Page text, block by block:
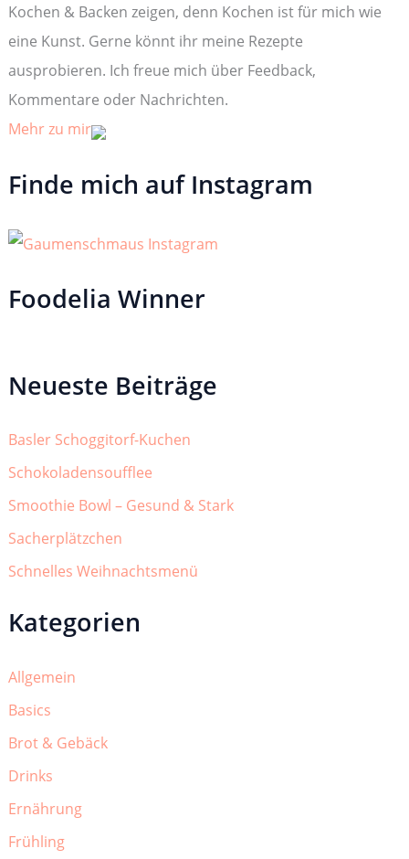
h
:
Kochen & Backen zeigen, denn Kochen ist für mich wie
eine Kunst. Gerne könnt ihr meine Rezepte
ausprobieren. Ich freue mich über Feedback,
Kommentare oder Nachrichten.
Mehr zu mir
Finde mich auf Instagram
Foodelia Winner
Neueste Beiträge
Basler Schoggitorf-Kuchen
Schokoladensoufflee
Smoothie Bowl – Gesund & Stark
Sacherplätzchen
Schnelles Weihnachtsmenü
Kategorien
Allgemein
Basics
Brot & Gebäck
Drinks
Ernährung
Frühling